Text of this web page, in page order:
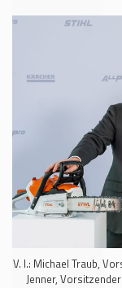
V. l.: Michael Traub,
Jenner,